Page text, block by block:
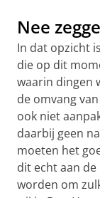
Nee
In dat opzicht
die op dit
waarin dingen
de omvang
ook niet
daarbij geen
moeten het
dit echt aan
worden om